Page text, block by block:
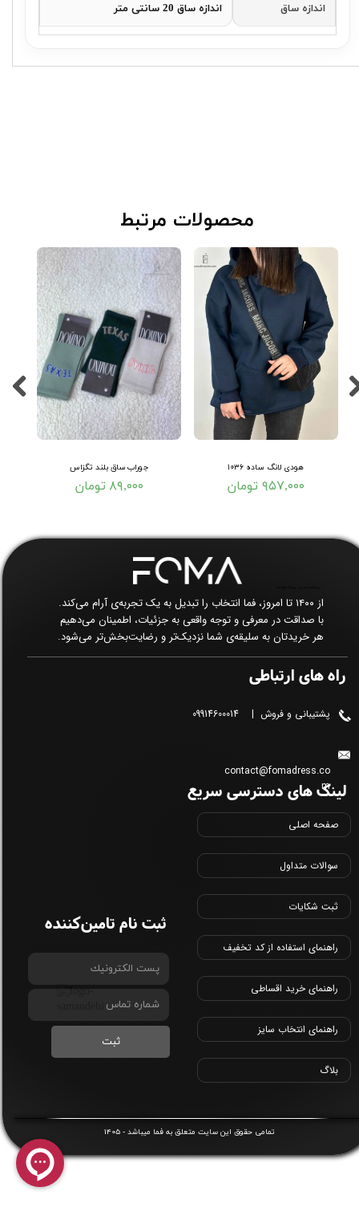
اندازه ساق اندازه ساق 20 سانتی متر
جوراب ساق بلند تگزاس
۸۹,۰۰۰ تومان
هودی لانگ ساده ۱۰۳۶
۹۵۷,۰۰۰ تومان
​محصولات مرتبط
​تمامی حقوق این سایت متعلق بهفما میباشد -1405
راه های ارتباطی
پشتیبانی و فروش | 09914600014
contact@fomadress.co
m
لینک های دسترسی سریع
صفحه اصلی
سوالات متداول
ثبت شکایات
راهنمای استفاده از کد تخفیف
راهنمای خرید اقساطی
راهنمای انتخاب سایز
بلاگ
از ۱۴۰۰ تا امروز، فما انتخاب را تبدیل به یک تجربه‌ی آرام می‌کند.
با صداقت در معرفی و توجه واقعی به جزئیات، اطمینان می‌دهیم
هر خریدتان به سلیقه‌ی شما نزدیک‌تر و رضایت‌بخش‌تر می‌شود.
ثبت
ثبت نام تامین‌کننده